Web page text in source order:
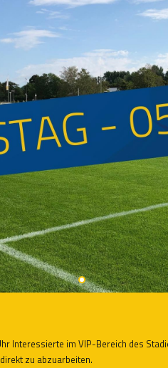
Interessierte im VIP-Bereich des
zu abzuarbeiten.